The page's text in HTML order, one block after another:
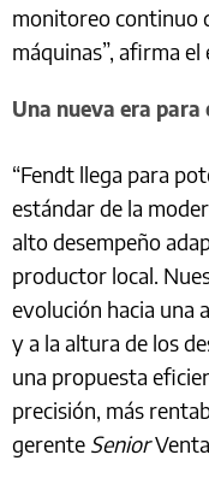
monitoreo continuo
máquinas”, afirma
Una nueva era para
“Fendt llega para
estándar de la
alto desempeño
productor local.
evolución hacia una
y a la altura de los
una propuesta
precisión, más
gerente Senior